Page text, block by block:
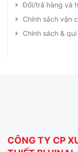
Đổi/trả hàng và
Chính sách vận
Chính sách &
CÔNG TY CP